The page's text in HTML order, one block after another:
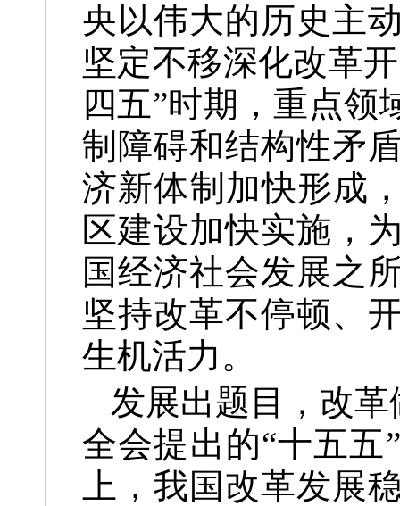
央以伟大的历史主
坚定不移深化改革
四五”时期，重点
制障碍和结构性矛
济新体制加快形成
区建设加快实施，
国经济社会发展之
坚持改革不停顿、
生机活力。
发展出题目，改
全会提出的“十五
上，我国改革发展